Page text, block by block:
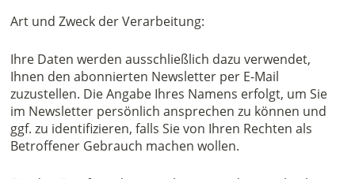
Art und Zweck der Verarbeitung:
Ihre Daten werden ausschließlich dazu verwendet,
Ihnen den abonnierten Newsletter per E-Mail
zuzustellen. Die Angabe Ihres Namens erfolgt, um Sie
im Newsletter persönlich ansprechen zu können und
ggf. zu identifizieren, falls Sie von Ihren Rechten als
Betroffener Gebrauch machen wollen.